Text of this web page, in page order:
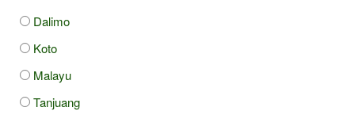
Dalimo
Koto
Malayu
Tanjuang